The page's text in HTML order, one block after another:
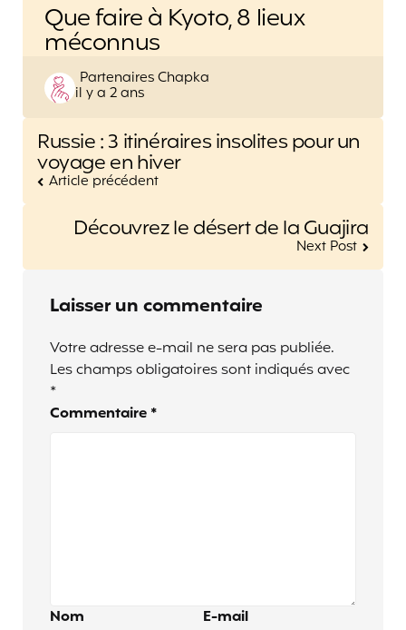
Que faire à Kyoto, 8 lieux
méconnus
Posted
by
Partenaires Chapka
il y a 2 ans
Post
navigation
Russie : 3 itinéraires insolites pour un
voyage en hiver
Article précédent
Découvrez le désert de la Guajira
Next Post
Laisser un commentaire
Votre adresse e-mail ne sera pas publiée.
Les champs obligatoires sont indiqués avec
*
Commentaire *
Nom E-mail